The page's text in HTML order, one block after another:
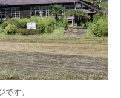
す。